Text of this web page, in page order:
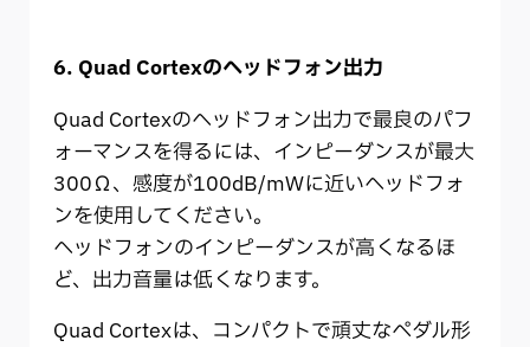
6. Quad Cortexのヘッドフォン出力
Quad Cortexのヘッドフォン出力で最良のパフ
ォーマンスを得るには、インピーダンスが最大
300Ω、感度が100dB/mWに近いヘッドフォ
ンを使用してください。
ヘッドフォンのインピーダンスが高くなるほ
ど、出力音量は低くなります。
Quad Cortexは、コンパクトで頑丈なペダル形